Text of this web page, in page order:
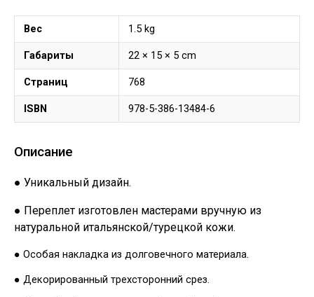
Вес 1.5 kg
Габариты 22 × 15 × 5 cm
Страниц 768
ISBN 978-5-386-13484-6
Описание
● Уникальный дизайн.
● Переплет изготовлен мастерами вручную из
натуральной итальянской/турецкой кожи.
● Особая накладка из долговечного материала.
● Декорированный трехсторонний срез.